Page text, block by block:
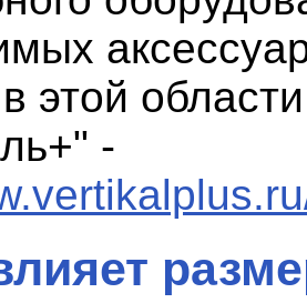
этой
-